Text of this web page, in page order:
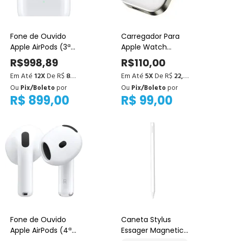
Fone de Ouvido
Apple AirPods (3ª
geração)
R$998,89
Em Até 12XDe R$ 83,24
R$ 899,00
Ou Pix/Boletopor
Carregador Para
Apple Watch
Portátil Toocki
R$110,00
Em Até5XDe R$ 22,00
R$ 99,00
Ou Pix/Boletopor
Fone de Ouvido
Apple AirPods (4ª
Caneta Stylus
Essager Magnetic